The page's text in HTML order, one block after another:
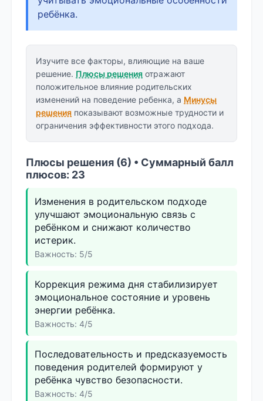
ребёнка.
Изучите все факторы, влияющие на ваше
решение. Плюсы решения отражают
положительное влияние родительских
изменений на поведение ребенка, а Минусы
решения показывают возможные трудности и
ограничения эффективности этого подхода.
Плюсы решения (6) • Суммарный балл
плюсов: 23
Изменения в родительском подходе
улучшают эмоциональную связь с
ребёнком и снижают количество
истерик.
Важность: 5/5
Коррекция режима дня стабилизирует
эмоциональное состояние и уровень
энергии ребёнка.
Важность: 4/5
Последовательность и предсказуемость
поведения родителей формируют у
ребёнка чувство безопасности.
Важность: 4/5